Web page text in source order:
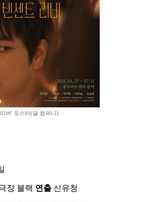
버' 포스터(달 컴퍼니)
장 블랙 연출 신유청